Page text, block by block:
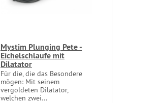
Mystim Plunging Pete -
Eichelschlaufe mit
Dilatator
Für die, die das Besondere
mögen: Mit seinem
vergoldeten Dilatator,
welchen zwei...